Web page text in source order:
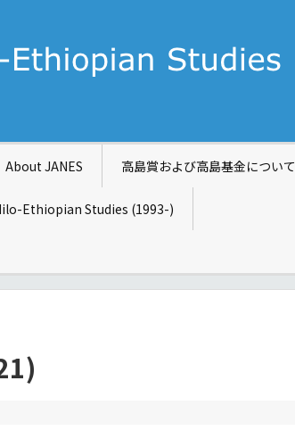
About JANES 高島賞および高島基金について
Ethiopian Studies (1993-)